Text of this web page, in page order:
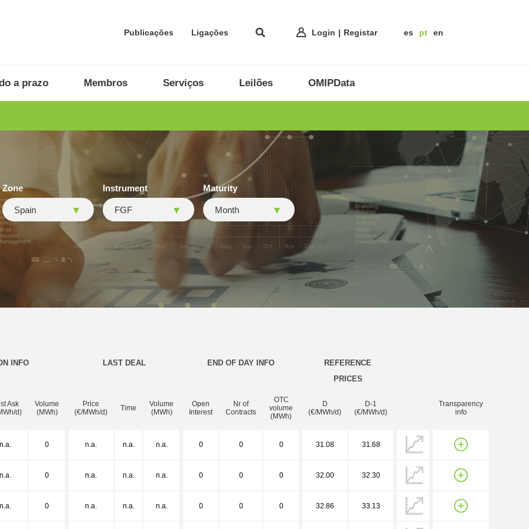
Publicações Ligações Login Registar es pt en
a prazo Membros Serviços Leilões OMIPData
Zone
Spain
Instrument
FGF
Maturity
Month
INFO LAST DEAL END OF DAY INFO
REFERENCE
PRICES
Ask
d)
Volume
(MWh)
Price
(€/MWh/d)
Time
Volume
(MWh)
Open
Interest
Nr of
Contracts
OTC
volume
(MWh)
D
(€/MWh/d)
D-1
(€/MWh/d)
Transparency
info
n.a. 0 n.a. n.a. n.a. 0 0 0 31.08 31.68
n.a. 0 n.a. n.a. n.a. 0 0 0 32.00 32.30
n.a. 0 n.a. n.a. n.a. 0 0 0 32.86 33.13